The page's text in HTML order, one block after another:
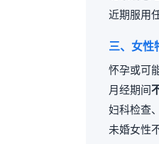
近期服用
三、女性
怀孕或可
月经期间
妇科检查
未婚女性